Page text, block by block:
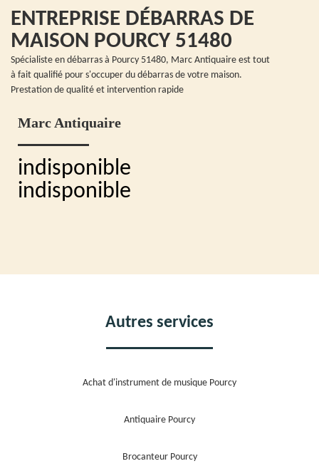
ENTREPRISE DÉBARRAS DE
MAISON POURCY 51480
Spécialiste en débarras à Pourcy 51480, Marc Antiquaire est tout
à fait qualifié pour s'occuper du débarras de votre maison.
Prestation de qualité et intervention rapide
Marc Antiquaire
indisponible
indisponible
Autres services
Achat d'instrument de musique Pourcy
Antiquaire Pourcy
Brocanteur Pourcy